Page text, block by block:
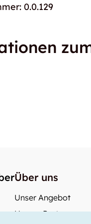
0.0.129
Über uns
Unser Angebot
Unsere Partner